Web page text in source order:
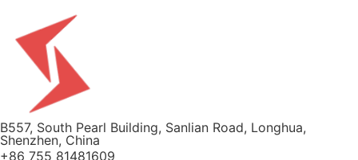
B557, South Pearl Building, Sanlian Road, Longhua,
Shenzhen, China
+86 755 81481609